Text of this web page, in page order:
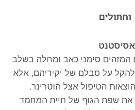
המזהים סימני כאב ומחלה בשלב
להקל על סבלם של יקיריהם, אלא
הטיפול אצל הוטרינר.
את שפת הגוף של חיית המחמד